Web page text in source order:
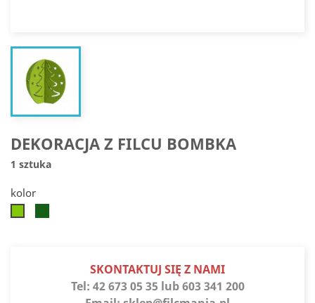
DEKORACJA Z FILCU BOMBKA
1 sztuka
kolor
SKONTAKTUJ SIĘ Z NAMI
Tel: 42 673 05 35 lub 603 341 200